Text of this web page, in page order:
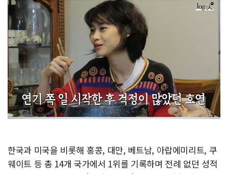
한국과 미국을 비롯해 홍콩, 대만, 베트남, 아랍에미리트, 쿠
웨이트 등 총 14개 국가에서 1위를 기록하며 전례 없던 성적